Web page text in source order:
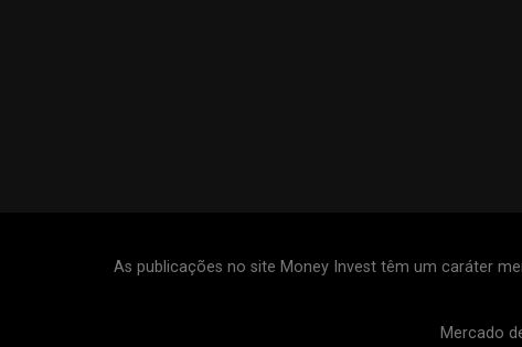
As publicações no site Money Invest têm um caráter
Mercado